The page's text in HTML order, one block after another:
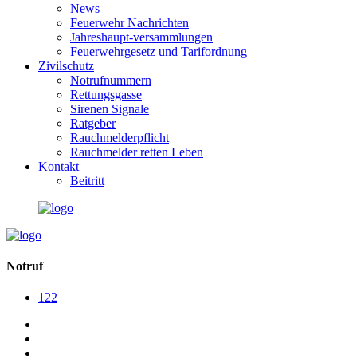
News
Feuerwehr Nachrichten
Jahreshaupt-versammlungen
Feuerwehrgesetz und Tarifordnung
Zivilschutz
Notrufnummern
Rettungsgasse
Sirenen Signale
Ratgeber
Rauchmelderpflicht
Rauchmelder retten Leben
Kontakt
Beitritt
Notruf
122